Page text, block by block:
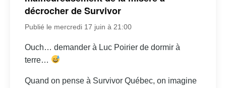
décrocher de Survivor
Publié le mercredi 17 juin à 21:00
Ouch… demander à Luc Poirier de dormir à
terre…
Quand on pense à Survivor Québec, on imagine